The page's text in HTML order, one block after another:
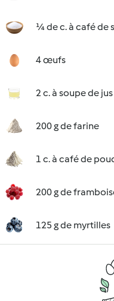
¼ de c. à café de
4 œufs
2 c. à soupe de
200 g de farine
1 c. à café de
200 g de
125 g de myrtilles